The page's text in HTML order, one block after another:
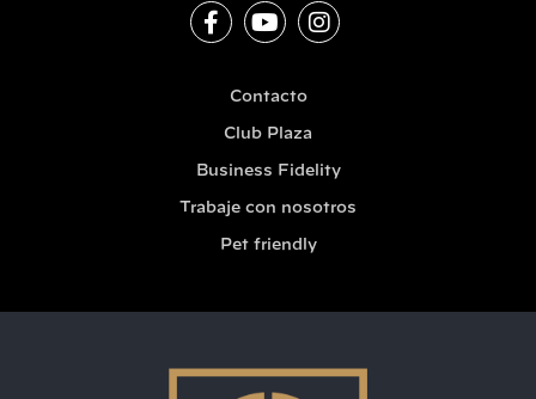
Contacto
Club Plaza
Business Fidelity
Trabaje con nosotros
Pet friendly